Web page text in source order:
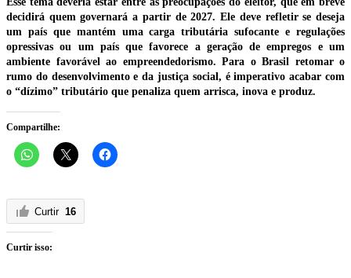
decidirá quem governará a partir de 2027. Ele deve refletir se deseja
um país que mantém uma carga tributária sufocante e regulações
opressivas ou um país que favorece a geração de empregos e um
ambiente favorável ao empreendedorismo. Para o Brasil retomar o
rumo do desenvolvimento e da justiça social, é imperativo acabar com
o “dízimo” tributário que penaliza quem arrisca, inova e produz.
Compartilhe:
Curtir 16
Curtir isso: